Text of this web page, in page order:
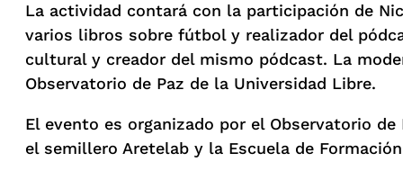
La actividad contará con la participación de
varios libros sobre fútbol y realizador del
cultural y creador del mismo pódcast. La
Observatorio de Paz de la Universidad Libre.
El evento es organizado por el Observatorio
el semillero Aretelab y la Escuela de